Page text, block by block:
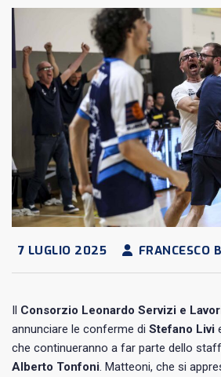
7 LUGLIO 2025 FRANCESCO
Il Consorzio Leonardo Servizi e
annunciare le conferme di Stefano Livi
che continueranno a far parte dello
Alberto Tonfoni. Matteoni, che si